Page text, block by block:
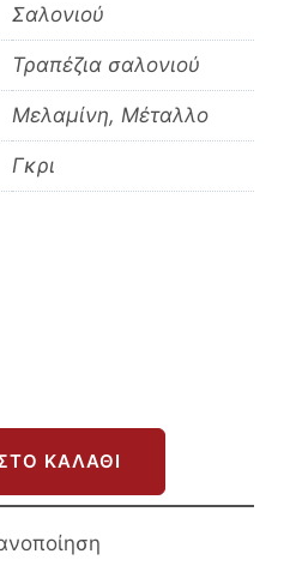
Σαλονιού
Τραπέζια σαλονιού
Μελαμίνη, Μέταλλο
Γκρι
ΚΑΛΆΘΙ